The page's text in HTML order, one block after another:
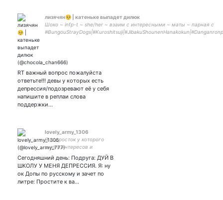
лизячян🥺 | катеньке выпадет дилюк
Шоко ~ infp-t ~ she/her ~ взаим с интересными ~ маты ~ парная с
RT важный вопрос пожалуйста
ответьте!!! девы у которых есть
депрессия/подозревают её у себя
напишите в реплаи слова
поддержки…
lovely_army_1306
Я подросток у которого
много интересов и
мыслей. Я всегда слушаю,
но мне сложно
выговориться) Люблю
музыку, фанфики и книги😁
Я дъяволёнок💜💜💜
Сегодняшний день: Подруга: ДУЙ В
ШКОЛУ У МЕНЯ ДЕПРЕССИЯ. Я: ну
ок Допы по русскому и зачет по
литре: Простите к ва…